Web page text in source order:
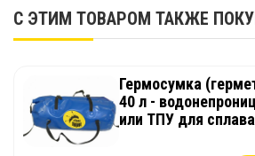
С ЭТИМ ТОВАРОМ ТАКЖЕ
Гермосумка
40 л -
или ТПУ для